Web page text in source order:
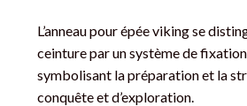
L’anneau pour épée viking se
ceinture par un système de
symbolisant la préparation et la
conquête et d’exploration.